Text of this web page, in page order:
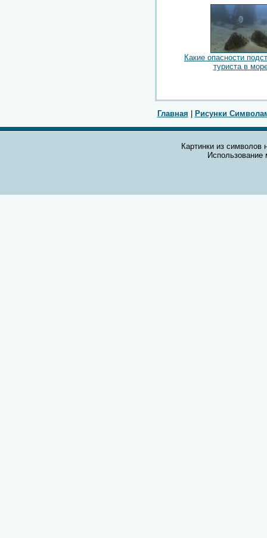
Какие опасности
туриста в
Главная Рисунки
Картинки из символов
Использование